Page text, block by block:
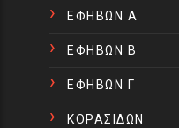
ΕΦΗΒΩΝ Α
ΕΦΗΒΩΝ Β
ΕΦΗΒΩΝ Γ
ΚΟΡΑΣΙΔΩΝ